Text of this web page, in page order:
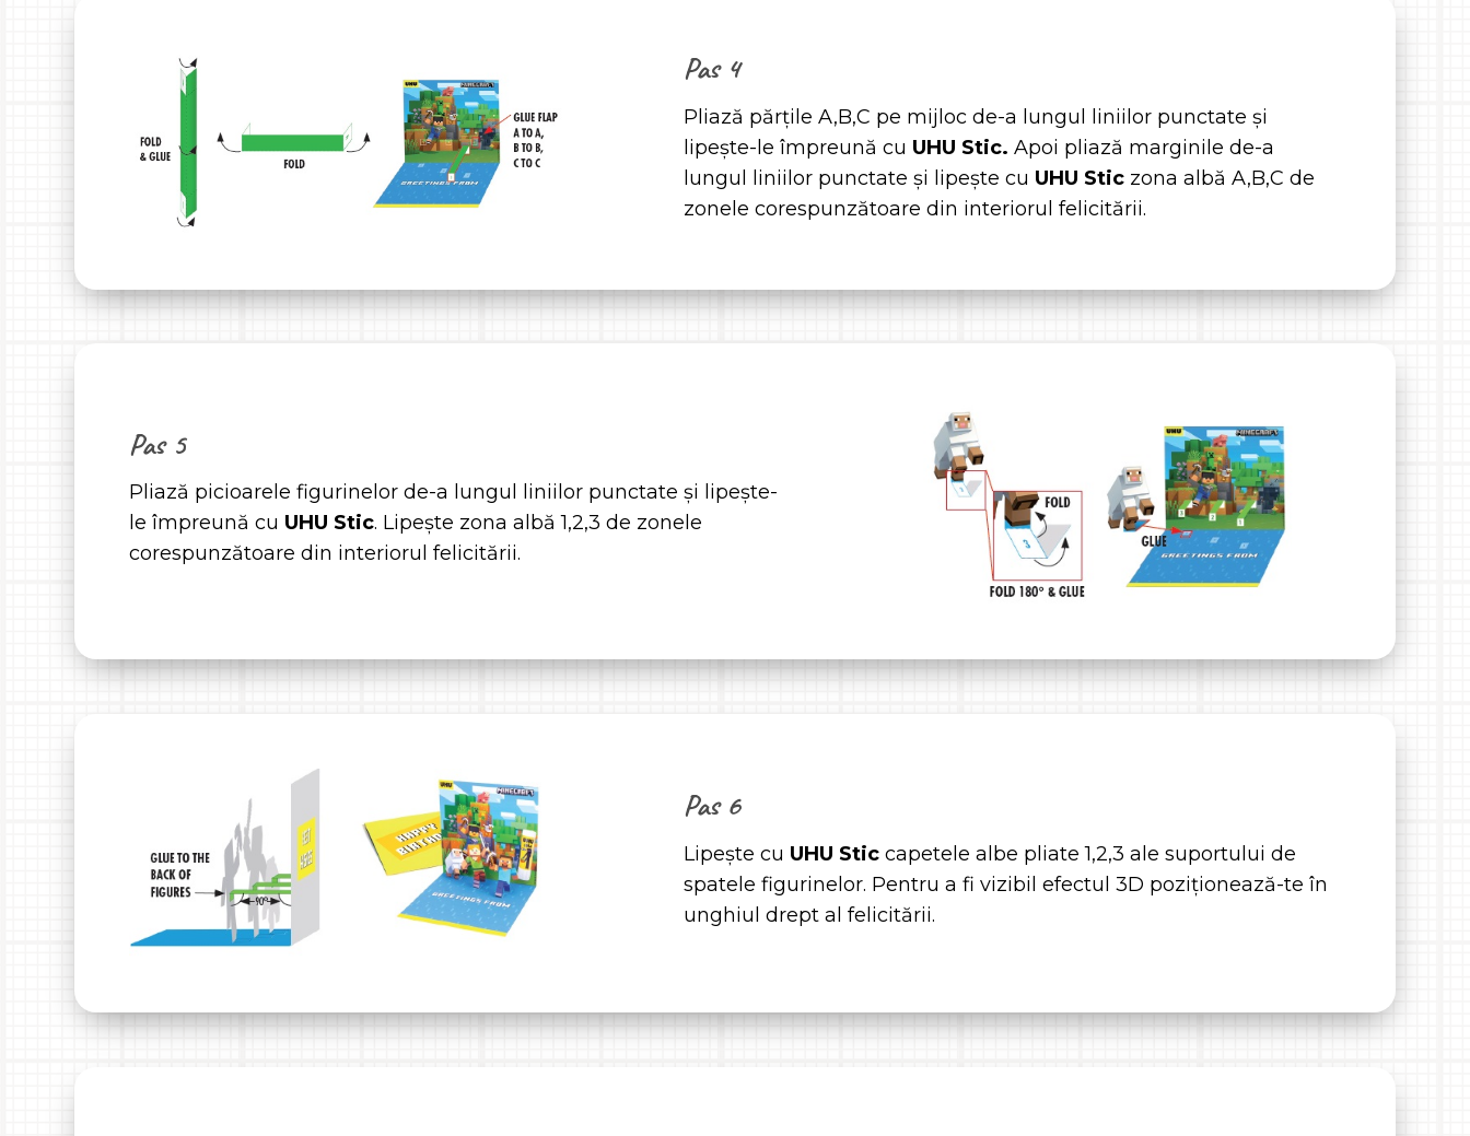
Pas 4
Pliază părțile A,B,C pe mijloc de-a lungul liniilor punctate și
lipește-le împreună cu UHU Stic.Apoi pliază marginile de-a
lungul liniilor punctate și lipește cu UHU Stic zona albă A,B,C de
zonele corespunzătoare din interiorul felicitării.
Pas 5
Pliază picioarele figurinelor de-a lungul liniilor punctate și lipește-
le împreună cu UHU Stic. Lipește zona albă 1,2,3 de zonele
corespunzătoare din interiorul felicitării.
Pas 6
Lipește cu UHU Sticcapetele albe pliate 1,2,3 ale suportului de
spatele figurinelor. Pentru a fi vizibil efectul 3D poziționează-te în
unghiul drept al felicitării.